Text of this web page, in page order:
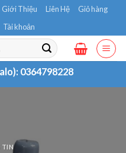
Giới Thiệu Liên Hệ
Giỏ hàng
Tài khoản
0364798228
TIN